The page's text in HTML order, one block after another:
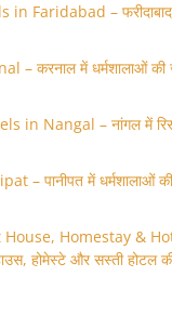
Faridabad –
करनाल में धर्मशालाओं की
in Nangal – नांगल में
पानीपत में धर्मशालाओं की
Homestay &
होमेस्टे और सस्ती होटल